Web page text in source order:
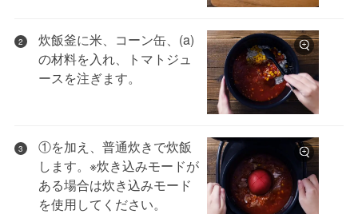
2
炊飯釜に米、コーン缶、(a)
の材料を入れ、トマトジュ
ースを注ぎます。
3
①を加え、普通炊きで炊飯
します。※炊き込みモードが
ある場合は炊き込みモード
を使用してください。